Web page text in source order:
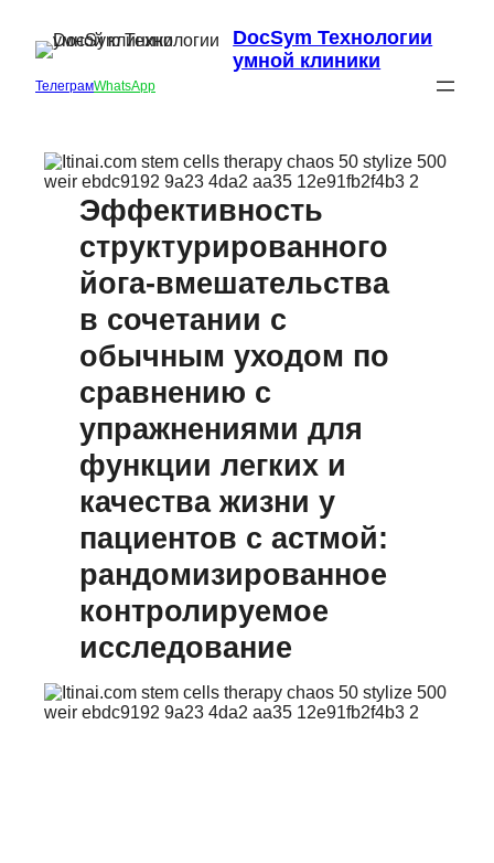
DocSym Технологии
умной клиники
ТелеграмWhatsApp
Эффективность
структурированного
йога-вмешательства
в сочетании с
обычным уходом по
сравнению с
упражнениями для
функции легких и
качества жизни у
пациентов с астмой:
рандомизированное
контролируемое
исследование